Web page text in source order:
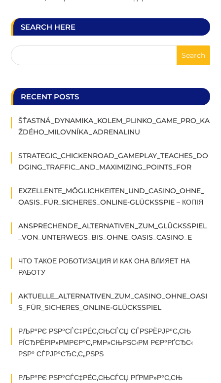
SEARCH HERE
RECENT POSTS
ŠŤASTNÁ_DYNAMIKA_KOLEM_PLINKO_GAME_PRO_KA
ŽDÉHO_MILOVNÍKA_ADRENALINU
STRATEGIC_CHICKENROAD_GAMEPLAY_TEACHES_DO
DGING_TRAFFIC_AND_MAXIMIZING_POINTS_FOR
EXZELLENTE_MÖGLICHKEITEN_UND_CASINO_OHNE_
OASIS_FÜR_SICHERES_ONLINE-GLÜCKSSPIE – КОПІЯ
ANSPRECHENDE_ALTERNATIVEN_ZUM_GLÜCKSSPIEL
_VON_UNTERWEGS_BIS_OHNE_OASIS_CASINO_E
ЧТО ТАКОЕ РОБОТИЗАЦИЯ И КАК ОНА ВЛИЯЕТ НА
РАБОТУ
AKTUELLE_ALTERNATIVEN_ZUM_CASINO_OHNE_OASI
S_FÜR_SICHERES_ONLINE-GLÜCKSSPIEL
РЉР°РЄ РЅР°СЃС‡РЁС‚СЊСЃСЏ СЃРЅРЁРЈР°С‚СЊ
РЇСЂРЁРІР»РΜРЄР°С‚РΜР»СЊРЅС‹РΜ РЄР°РҐСЂС‹
РЅР° СЃРЈР°СЂС‚С„РЅРЅ
РЉР°РЄ РЅР°СЃС‡РЁС‚СЊСЃСЏ РҐРΜР»Р°С‚СЊ